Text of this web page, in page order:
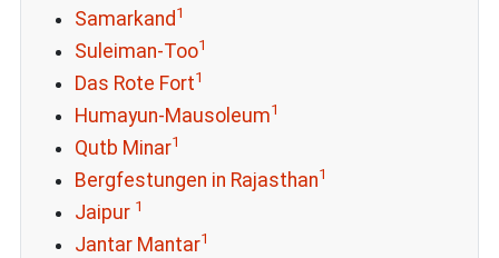
Samarkand 1
Suleiman-Too1
Das Rote Fort1
Humayun-Mausoleum1
Qutb Minar1
Bergfestungen in Rajasthan1
Jaipur 1
Jantar Mantar1